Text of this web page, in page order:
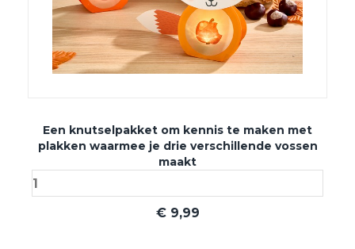
Een knutselpakket om kennis te maken met
plakken waarmee je drie verschillende vossen
maakt
€ 9,99